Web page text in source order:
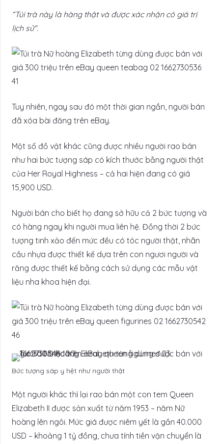
“Túi trà này là hàng thật và được xác nhận có giá trị
lịch sử”.
Tuy nhiên, ngay sau đó một thời gian ngắn, người bán
đã xóa bài đăng trên eBay.
Một số đồ vật khác cũng được nhiều người rao bán
như hai bức tượng sáp có kích thước bằng người thật
của Her Royal Highness – cả hai hiện đang có giá
15,900 USD.
Người bán cho biết họ đang sở hữu cả 2 bức tượng và
có hàng ngay khi người mua liên hệ. Đồng thời 2 bức
tượng tinh xảo đến mức đều có tóc người thật, nhãn
cầu nhựa được thiết kế dựa trên con ngươi người và
răng được thiết kế bằng cách sử dụng các mẫu vật
liệu nha khoa hiện đại.
Bức tượng sáp y hệt như người thật
Một người khác thì lại rao bán một con tem Queen
Elizabeth II được sản xuất từ năm 1953 – năm Nữ
hoàng lên ngôi. Mức giá được niêm yết là gần 40.000
USD – khoảng 1 tỷ đồng, chưa tính tiền vận chuyển là